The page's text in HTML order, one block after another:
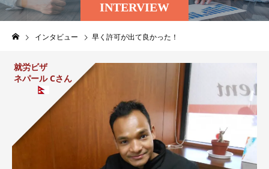
INTERVIEW
インタビュー 早く許可が出て良かった！
就労ビザ
ネパール Cさん